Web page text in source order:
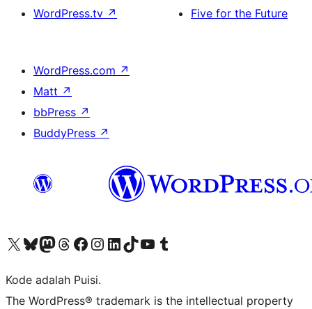
WordPress.tv ↗
Five for the Future
WordPress.com ↗
Matt ↗
bbPress ↗
BuddyPress ↗
Kunjungi akun X (sebelumnya Twitter) kamiVisit our Bluesky account
Kunjungi akun Mastodon kami
Visit our Threads account
Kunjungi halaman Facebook kamiKunjungi akun Instagram kamiKunjungi akun LinkedIn kami
Visit our TikTok account
Kunjungi channel YouTube kamiVisit our Tumblr account
Kode adalah Puisi.
The WordPress® trademark is the intellectual property